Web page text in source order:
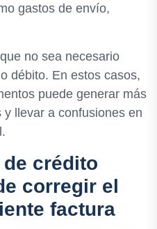
gastos de envío,
no sea necesario
débito. En estos casos,
puede generar más
llevar a confusiones en
crédito
corregir el
factura